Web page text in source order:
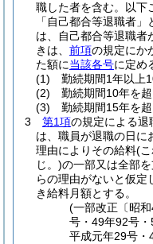
職した者を含む。以下
「自己都合等退職者」
は、自己都合等退職者
きは、 前項の規定にか
た額に当該各号に定め
(1)
勤続期間1年以
(2)
勤続期間10年を
(3)
勤続期間15年を
3
第1項の規定による退
は、職員が退職の日に
理由によりその給料(
じ。)の一部又は全部
らの理由がないと仮定
き給料月額とする。
(一部改正〔昭
号・49年92号
平成元年29号・